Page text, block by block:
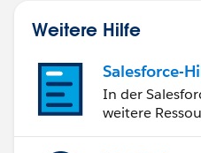
Weitere Hilfe
Salesforce-
In der
weitere